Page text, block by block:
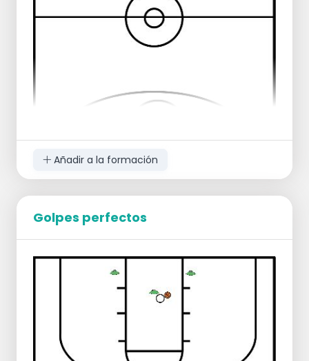
Alineación inicial:
1 balón por cada 2 jugadores
1 jugador listo para tirar
Los jugadores se reparten entre todas
las porterías disponibles
1 jugador se mueve alrededor del cubo
Añadir a la formación
Golpes perfectos